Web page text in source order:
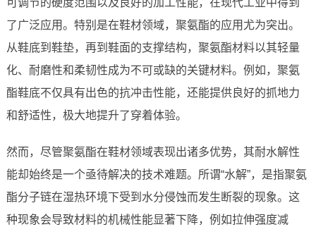
可调节的硬度范围以及良好的加工性能，在现代工业中得到
了广泛应用。特别是在鞋材领域，聚氨酯的应用尤为突出。
从鞋底到鞋垫，再到鞋面的支撑结构，聚氨酯材料以其轻量
化、耐磨性和柔韧性成为不可或缺的关键材料。例如，聚氨
酯鞋底不仅具有出色的抗冲击性能，还能提供良好的抓地力
和舒适性，极大地提升了穿着体验。
然而，尽管聚氨酯在鞋材领域表现出诸多优势，其耐水解性
能却始终是一个亟待解决的技术难题。所谓“水解”，是指聚氨
酯分子链在湿热环境下受到水分侵蚀而发生断裂的现象。这
种现象会导致材料的机械性能显著下降，例如拉伸强度减